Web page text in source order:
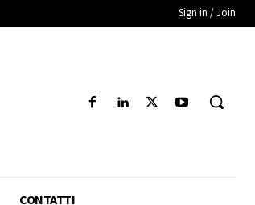
Sign in / Join
CONTATTI